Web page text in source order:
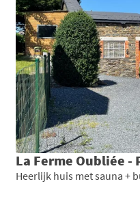
La Ferme Oubliée -
Heerlijk huis met sauna +